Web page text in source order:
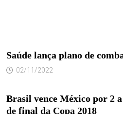
Saúde lança plano de
02/11/2022
Brasil vence México por 2
de final da Copa 2018